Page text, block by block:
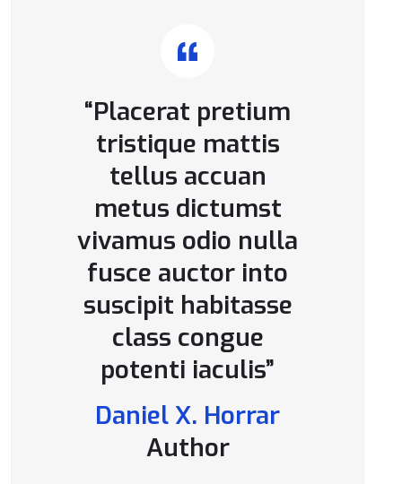
“Placerat pretium
tristique mattis
tellus accuan
metus dictumst
vivamus odio nulla
fusce auctor into
suscipit habitasse
class congue
potenti iaculis”
Daniel X. Horrar
Author